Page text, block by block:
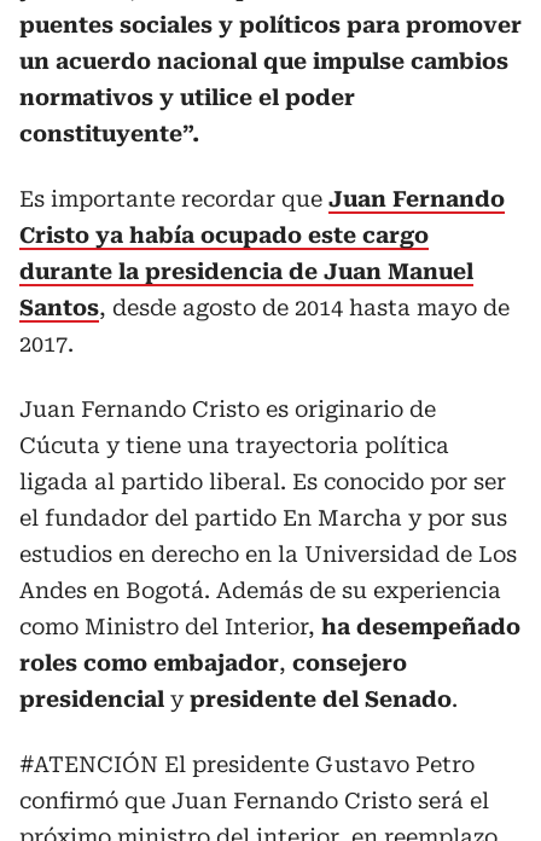
puentes sociales y políticos para promover
un acuerdo nacional que impulse cambios
normativos y utilice el poder
constituyente”.
Es importante recordar que Juan Fernando
Cristo ya había ocupado este cargo
durante la presidencia de Juan Manuel
Santos, desde agosto de 2014 hasta mayo de
2017.
Juan Fernando Cristo es originario de
Cúcuta y tiene una trayectoria política
ligada al partido liberal. Es conocido por ser
el fundador del partido En Marcha y por sus
estudios en derecho en la Universidad de Los
Andes en Bogotá. Además de su experiencia
como Ministro del Interior, ha desempeñado
roles como embajador, consejero
presidencial ypresidente del Senado.
#ATENCIÓN El presidente Gustavo Petro
confirmó que Juan Fernando Cristo será el